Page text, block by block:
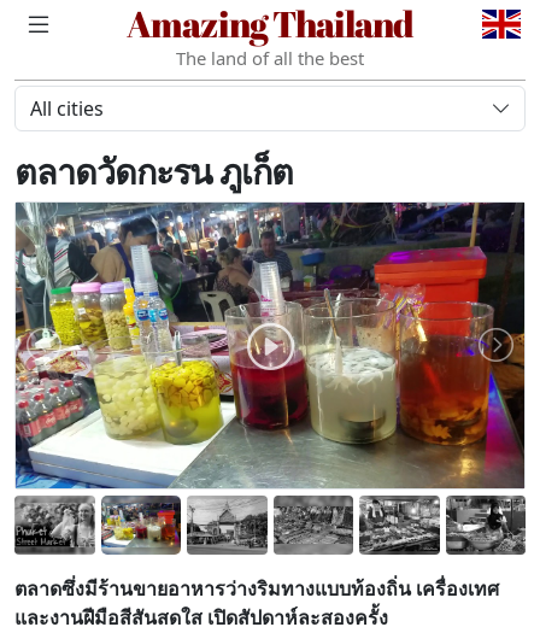
Amazing Thailand
The land of all the best
All cities
ตลาดวัดกะรน ภูเก็ต
ตลาดซึ่งมีร้านขายอาหารว่างริมทางแบบท้องถิ่น เครื่องเทศ
และงานฝีมือสีสันสดใส เปิดสัปดาห์ละสองครั้ง